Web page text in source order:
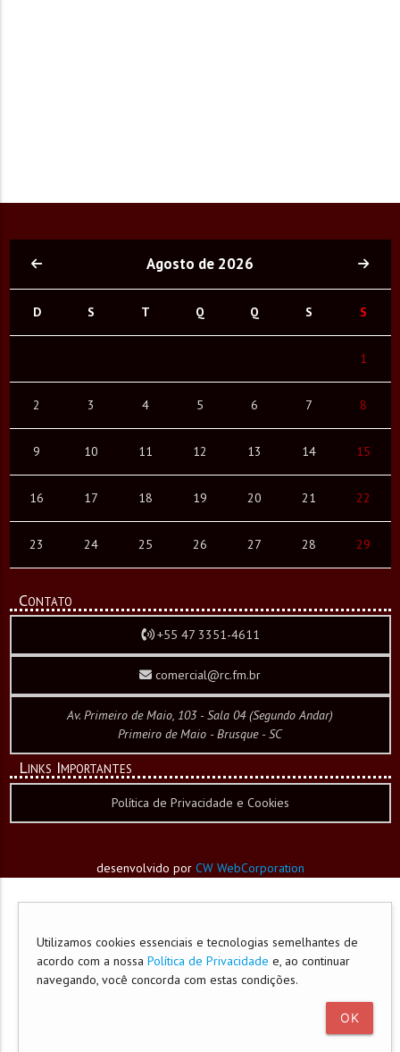
Agosto de 2026
D S T Q Q S S
1
2 3 4 5 6 7 8
9 10 11 12 13 14 15
16 17 18 19 20 21 22
23 24 25 26 27 28 29
Contato
+55 47 3351-4611
comercial@rc.fm.br
Av. Primeiro de Maio, 103 - Sala 04 (Segundo Andar)
Primeiro de Maio - Brusque - SC
Links Importantes
Política de Privacidade e Cookies
desenvolvido por CW WebCorporation
Utilizamos cookies essenciais e tecnologias semelhantes de
acordo com a nossa Política de Privacidade e, ao continuar
navegando, você concorda com estas condições.
OK